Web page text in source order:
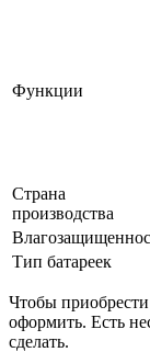
Функции
Страна
производства
Тип батареек
Чтобы
оформить. Есть
сделать.